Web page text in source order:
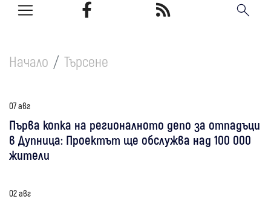
Начало Търсене
07 авг
Първа копка на регионалното депо за отпадъци
в Дупница: Проектът ще обслужва над 100 000
жители
02 авг